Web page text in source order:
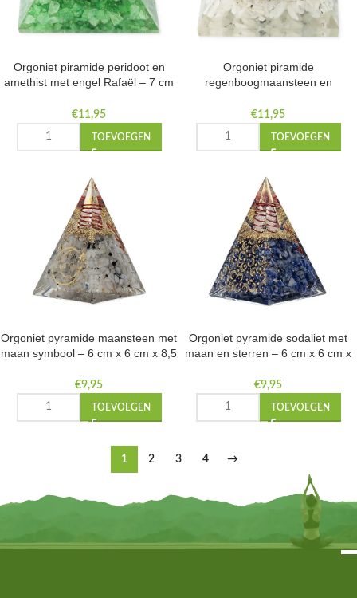
Orgoniet piramide peridoot en
amethist met engel Rafaël – 7 cm
€11,95
TOEVOEGEN
Orgoniet piramide
regenboogmaansteen en
cm x 7 cm x 6 cm
€11,95
TOEVOEGEN
Orgoniet pyramide maansteen met
maan symbool – 6 cm x 6 cm x 8,5
€9,95
TOEVOEGEN
Orgoniet pyramide sodaliet met
maan en sterren – 6 cm x 6 cm x
€9,95
TOEVOEGEN
1 2 3 4 →